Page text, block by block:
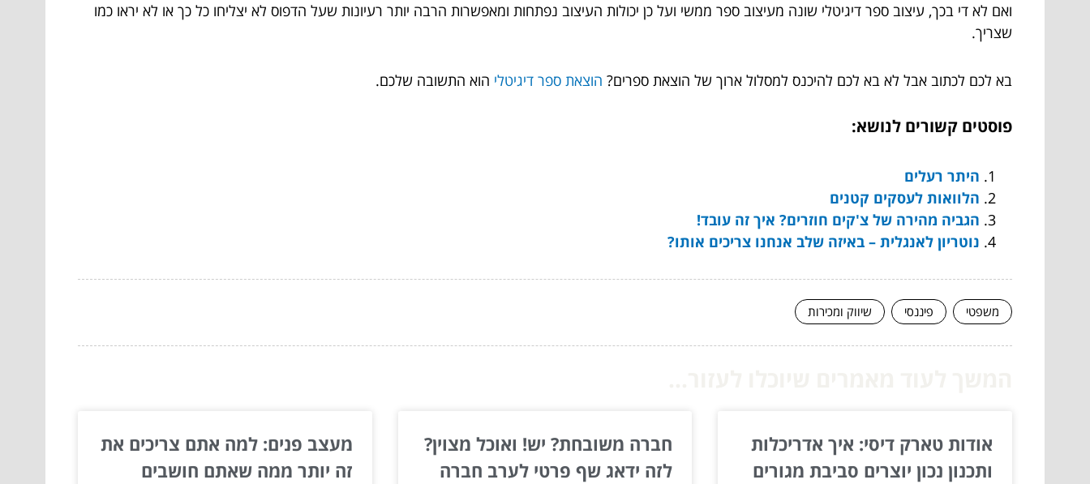
ואם לא די בכך, עיצוב ספר דיגיטלי שונה מעיצוב ספר ממשי ועל כן יכולות העיצוב נפתחות ומאפשרות הרבה יותר רעיונות שעל הדפוס לא יצליחו כל כך או לא יראו כמו
שצריך.
בא לכם לכתוב אבל לא בא לכם להיכנס למסלול ארוך של הוצאת ספרים? הוצאת ספר דיגיטלי הוא התשובה שלכם.
פוסטים קשורים לנושא:
היתר רעלים
הלוואות לעסקים קטנים
הגביה מהירה של צ'קים חוזרים? איך זה עובד!
נוטריון לאנגלית – באיזה שלב אנחנו צריכים אותו?
משפטי פיננסי שיווק ומכירות
אודות טארק דיסי: איך אדריכלות
ותכנון נכון יוצרים סביבת מגורים
חברה משובחת? יש! ואוכל מצוין?
לזה ידאג שף פרטי לערב חברה
מעצב פנים: למה אתם צריכים את
זה יותר ממה שאתם חושבים